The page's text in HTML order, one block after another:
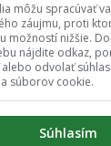
môžu spracúvať
záujmu, proti
možností nižšie.
nájdite odkaz,
odvolať
súborov cookie.
Súhlasím